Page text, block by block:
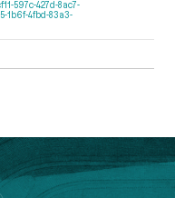
597c-427d-8ac7-
1b6f-4fbd-83a3-